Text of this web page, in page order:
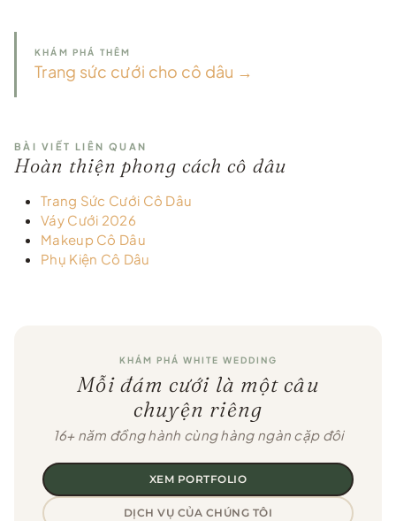
KHÁM PHÁ THÊM
Trang sức cưới cho cô dâu →
BÀI VIẾT LIÊN QUAN
Hoàn thiện phong cách cô dâu
Trang Sức Cưới Cô Dâu
Váy Cưới 2026
Makeup Cô Dâu
Phụ Kiện Cô Dâu
KHÁM PHÁ WHITE WEDDING
Mỗi đám cưới là một câu
chuyện riêng
16+ năm đồng hành cùng hàng ngàn cặp đôi
XEM PORTFOLIO
DỊCH VỤ CỦA CHÚNG TÔI